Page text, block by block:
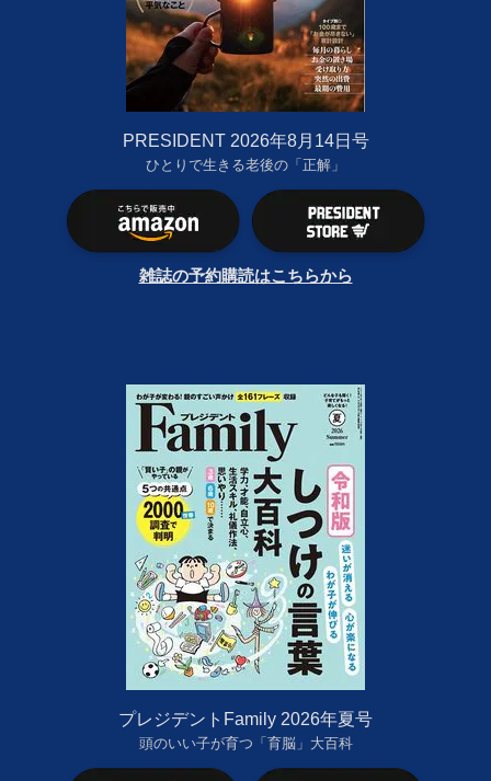
PRESIDENT 2026年8月14日号
ひとりで生きる老後の「正解」
雑誌の予約購読はこちらから
プレジデントFamily 2026年夏号
頭のいい子が育つ「育脳」大百科